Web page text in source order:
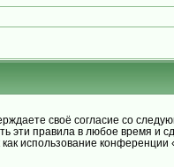
своё согласие со
правила в любое время и
как использование